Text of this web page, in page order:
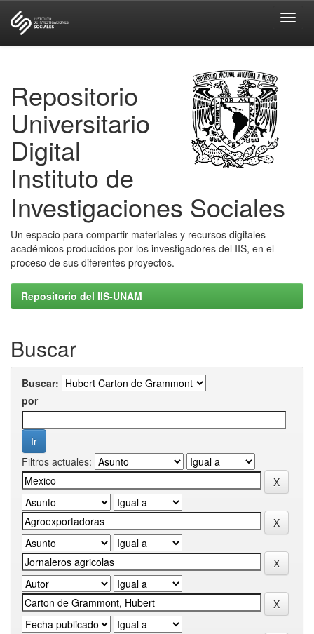
Repositorio
Universitario
Digital
Instituto de
Investigaciones Sociales
Un espacio para compartir materiales y recursos digitales
académicos producidos por los investigadores del IIS, en el
proceso de sus diferentes proyectos.
Repositorio del IIS-UNAM
Buscar
Buscar:
por
Filtros actuales: